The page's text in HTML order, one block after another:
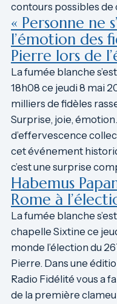
contours possibles de
« Personne ne
l’émotion des
Pierre lors de
La fumée blanche
18h08 ce jeudi 8 mai
milliers de fidèles
Surprise, joie,
d’effervescence
cet événement
c’est une surprise
Habemus
Rome à
La fumée blanche
chapelle Sixtine ce
monde l’élection du
Pierre. Dans une
Radio Fidélité vous a
de la première